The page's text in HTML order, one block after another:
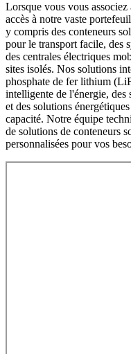
Lorsque vous vous
accès à notre vaste
y compris des conteneurs
pour le transport facile, des
des centrales électriques
sites isolés. Nos solutions
phosphate de fer lithium
intelligente de l'énergie, des
et des solutions
capacité. Notre équipe
de solutions de conteneurs
personnalisées pour vos